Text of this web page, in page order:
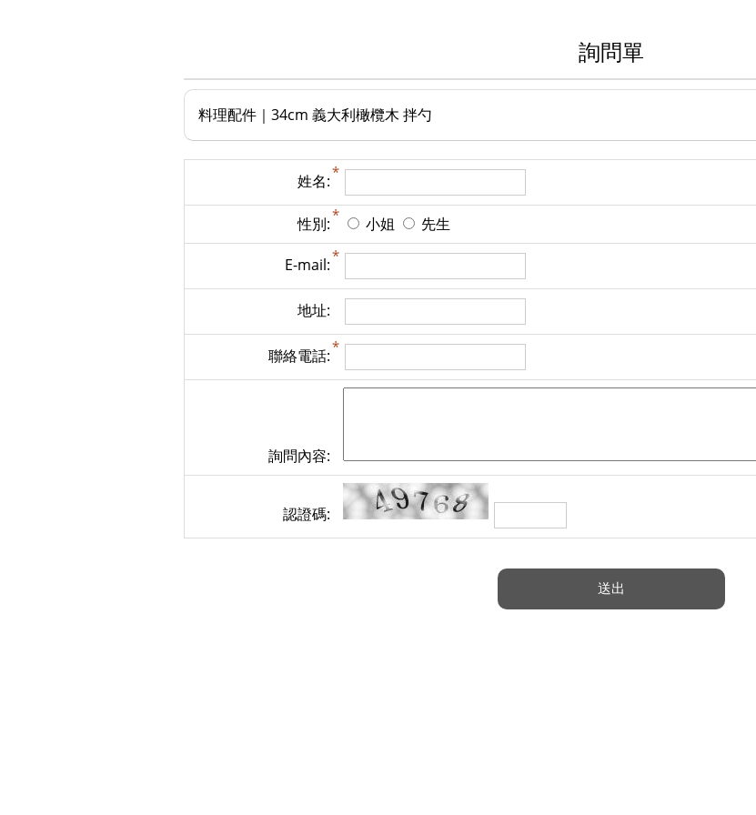
詢問單
料理配件｜34cm 義大利橄欖木 拌勺
姓名:
性別: 小姐 先生
E-mail:
地址:
聯絡電話:
詢問內容:
認證碼: